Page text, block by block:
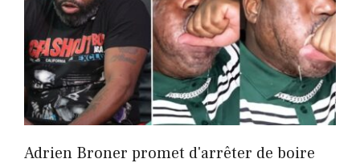
Adrien Broner promet d'arrêter de boire